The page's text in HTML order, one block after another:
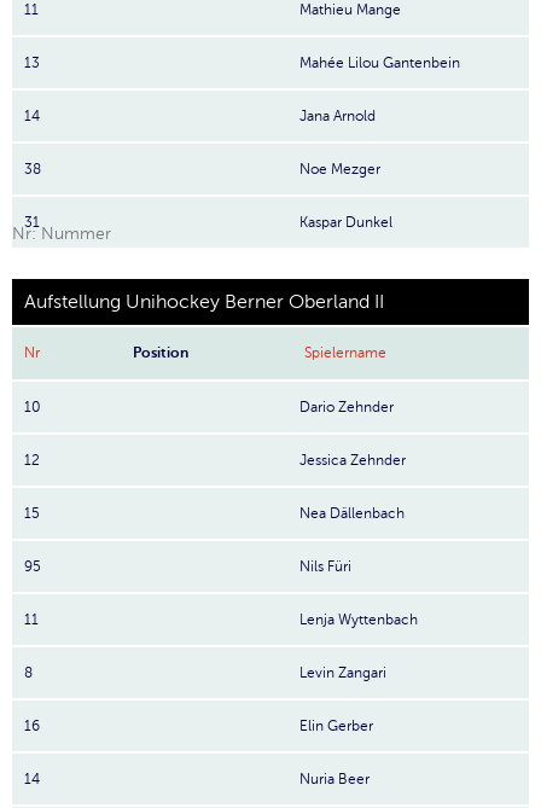
11 Mathieu Mange
13 Mahée Lilou Gantenbein
14 Jana Arnold
38 Noe Mezger
31 Kaspar Dunkel
Nr: Nummer
Aufstellung Unihockey Berner Oberland II
Nr Position Spielername
10 Dario Zehnder
12 Jessica Zehnder
15 Nea Dällenbach
95 Nils Füri
11 Lenja Wyttenbach
8 Levin Zangari
16 Elin Gerber
14 Nuria Beer